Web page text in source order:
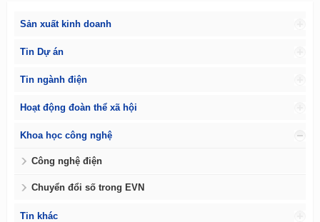
Sản xuất kinh doanh
Tin Dự án
Tin ngành điện
Hoạt động đoàn thể xã hội
Khoa học công nghệ
Công nghệ điện
Chuyển đổi số trong EVN
Tin khác